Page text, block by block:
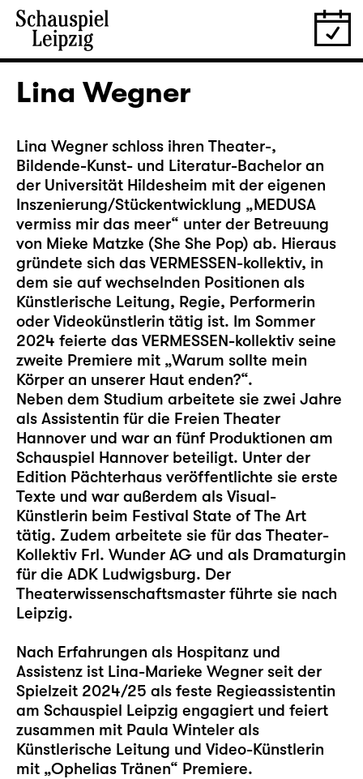
Lina Wegner
Lina Wegner schloss ihren Theater-,
Bildende-Kunst- und Literatur-Bachelor an
der Universität Hildesheim mit der eigenen
Inszenierung/Stückentwicklung „MEDUSA
vermiss mir das meer“ unter der Betreuung
von Mieke Matzke (She She Pop) ab. Hieraus
gründete sich das VERMESSEN-kollektiv, in
dem sie auf wechselnden Positionen als
Künstlerische Leitung, Regie, Performerin
oder Videokünstlerin tätig ist. Im Sommer
2024 feierte das VERMESSEN-kollektiv seine
zweite Premiere mit „Warum sollte mein
Körper an unserer Haut enden?“.
Neben dem Studium arbeitete sie zwei Jahre
als Assistentin für die Freien Theater
Hannover und war an fünf Produktionen am
Schauspiel Hannover beteiligt. Unter der
Edition Pächterhaus veröffentlichte sie erste
Texte und war außerdem als Visual-
Künstlerin beim Festival State of The Art
tätig. Zudem arbeitete sie für das Theater-
Kollektiv Frl. Wunder AG und als Dramaturgin
für die ADK Ludwigsburg. Der
Theaterwissenschaftsmaster führte sie nach
Leipzig.
Nach Erfahrungen als Hospitanz und
Assistenz ist Lina-Marieke Wegner seit der
Spielzeit 2024/25 als feste Regieassistentin
am Schauspiel Leipzig engagiert und feiert
zusammen mit Paula Winteler als
Künstlerische Leitung und Video-Künstlerin
mit „Ophelias Tränen“ Premiere.